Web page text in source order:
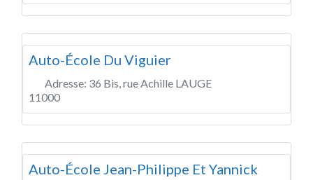
Auto-École Du Viguier
Adresse: 36 Bis, rue Achille LAUGE
11000
Auto-École Jean-Philippe Et Yannick